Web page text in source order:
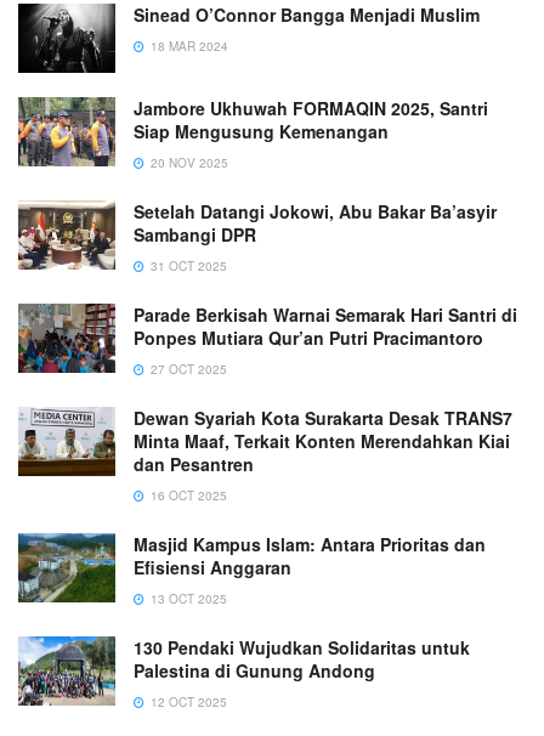
Sinead O’Connor Bangga Menjadi Muslim
18 MAR 2024
Jambore Ukhuwah FORMAQIN 2025, Santri
Siap Mengusung Kemenangan
20 NOV 2025
Setelah Datangi Jokowi, Abu Bakar Ba’asyir
Sambangi DPR
31 OCT 2025
Parade Berkisah Warnai Semarak Hari Santri di
Ponpes Mutiara Qur’an Putri Pracimantoro
27 OCT 2025
Dewan Syariah Kota Surakarta Desak TRANS7
Minta Maaf, Terkait Konten Merendahkan Kiai
dan Pesantren
16 OCT 2025
Masjid Kampus Islam: Antara Prioritas dan
Efisiensi Anggaran
13 OCT 2025
130 Pendaki Wujudkan Solidaritas untuk
Palestina di Gunung Andong
12 OCT 2025